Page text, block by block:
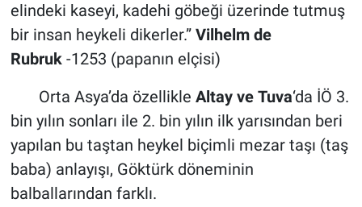
elindeki kaseyi, kadehi göbeği üzerinde tutmuş
bir insan heykeli dikerler.” Vilhelm de
Rubruk -1253 (papanın elçisi)
Orta Asya’da özellikle Altay ve Tuva‘da İÖ 3.
bin yılın sonları ile 2. bin yılın ilk yarısından beri
yapılan bu taştan heykel biçimli mezar taşı (taş
baba) anlayışı, Göktürk döneminin
balballarından farklı.